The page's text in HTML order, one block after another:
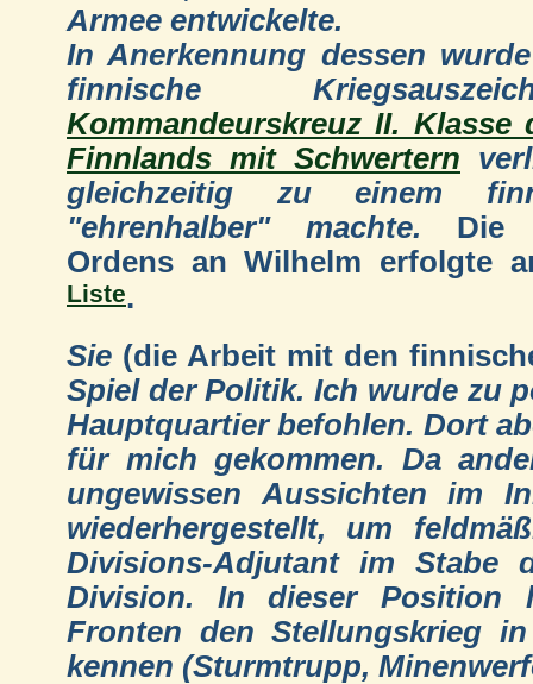
Armee entwickelte.
In Anerkennung dessen
finnische
Kommandeurskreuz II. Klasse
Finnlands mit Schwertern
gleichzeitig zu einem
"ehrenhalber" machte. Die
Ordens an Wilhelm erfolgte
Liste.
Sie (die Arbeit mit den
Spiel der Politik. Ich wurde zu
Hauptquartier befohlen. Dort
für mich gekommen. Da
ungewissen Aussichten im
wiederhergestellt, um
Divisions-Adjutant im Stabe
Division. In dieser Position
Fronten den Stellungskrieg
kennen (Sturmtrupp,